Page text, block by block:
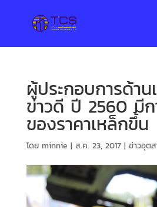
ผู้ประกอบการด้า
ข่าวดี ปี 2560 มี
ของราคาเหล็กขึ้น
โดย minnie | ส.ค. 23, 2017| ข่าวอุต